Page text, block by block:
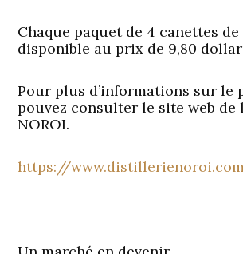
Chaque paquet de 4 canettes
disponible au prix de 9,80
Pour plus d’informations sur le
pouvez consulter le site web
NOROI.
https://